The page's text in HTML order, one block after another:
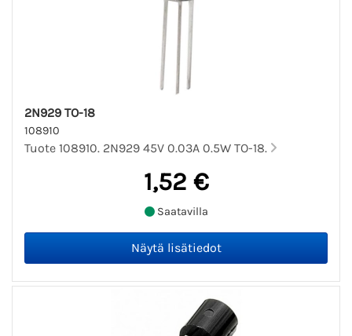
2N929 TO-18
108910
Tuote 108910. 2N929 45V 0.03A 0.5W TO-18.
1,52 €
Saatavilla